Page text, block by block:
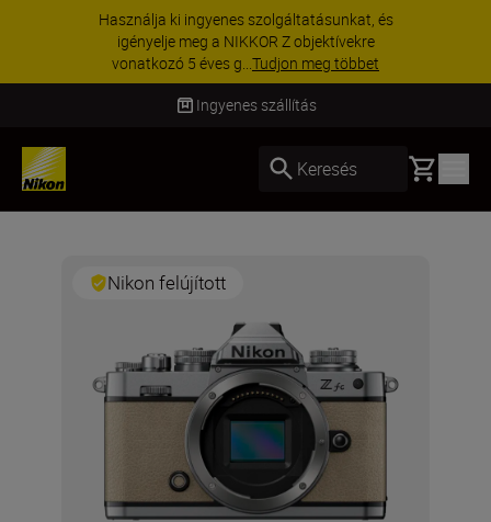
Használja ki ingyenes szolgáltatásunkat, és
igényelje meg a NIKKOR Z objektívekre
vonatkozó 5 éves g...Tudjon meg többet
Ingyenes szállítás
Keresés Basket
Nikon felújított